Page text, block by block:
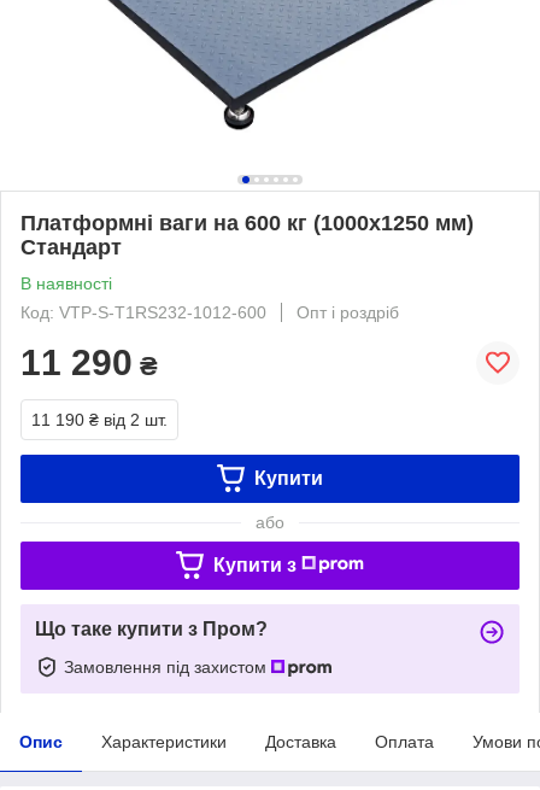
Платформні ваги на 600 кг (1000х1250 мм)
Стандарт
В наявності
Код: VTP-S-Т1RS232-1012-600
Опт і роздріб
11 290 ₴
11 190 ₴ від 2 шт.
Купити
або
Купити з
Що таке купити з Пром?
Замовлення під захистом
Опис Характеристики Доставка Оплата Умови